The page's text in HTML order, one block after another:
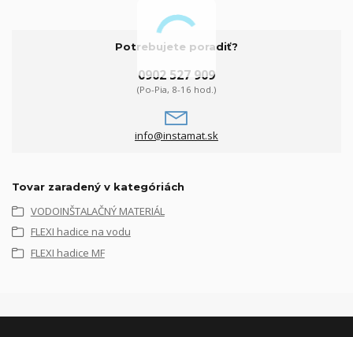
Potrebujete poradiť?
0902 527 909
(Po-Pia, 8-16 hod.)
info@instamat.sk
Tovar zaradený v kategóriách
VODOINŠTALAČNÝ MATERIÁL
FLEXI hadice na vodu
FLEXI hadice MF